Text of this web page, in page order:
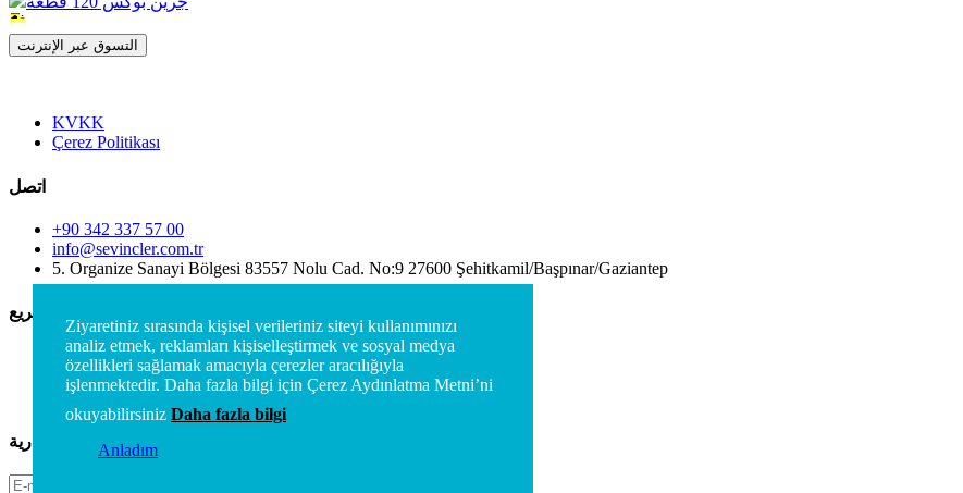
التسوق عبر الإنترنت
KVKK
Çerez Politikası
اتصل
+90 342 337 57 00
info@sevincler.com.tr
5. Organize Sanayi Bölgesi 83557 Nolu Cad. No:9 27600 Şehitkamil/Başpınar/Gaziantep
الوصول السريع
الشركات
اتصل
المنتجات
اشترك في النشرة الإخبارية
Ziyaretiniz sırasında kişisel verileriniz siteyi kullanımınızı
analiz etmek, reklamları kişiselleştirmek ve sosyal medya
özellikleri sağlamak amacıyla çerezler aracılığıyla
işlenmektedir. Daha fazla bilgi için Çerez Aydınlatma Metni’ni
okuyabilirsiniz Daha fazla bilgi
Anladım